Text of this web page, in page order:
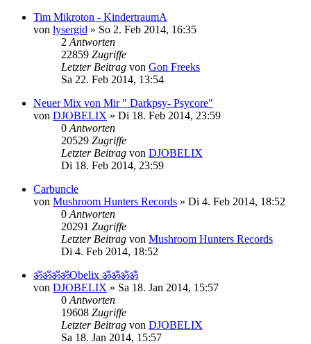
Tim Mikroton - KindertraumA
von lysergid » So 2. Feb 2014, 16:35
2 Antworten
22859 Zugriffe
Letzter Beitrag von Gon Freeks
Sa 22. Feb 2014, 13:54
Neuer Mix von Mir " Darkpsy- Psycore"
von DJOBELIX » Di 18. Feb 2014, 23:59
0 Antworten
20529 Zugriffe
Letzter Beitrag von DJOBELIX
Di 18. Feb 2014, 23:59
Carbuncle
von Mushroom Hunters Records » Di 4. Feb 2014, 18:52
0 Antworten
20291 Zugriffe
Letzter Beitrag von Mushroom Hunters Records
Di 4. Feb 2014, 18:52
ॐॐॐॐObelix ॐॐॐॐ
von DJOBELIX » Sa 18. Jan 2014, 15:57
0 Antworten
19608 Zugriffe
Letzter Beitrag von DJOBELIX
Sa 18. Jan 2014, 15:57